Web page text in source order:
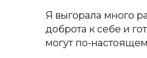
Я выгорала много
доброта к себе и
могут по-